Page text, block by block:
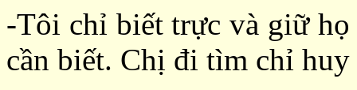
-Tôi chỉ biết trực và giữ
cần biết. Chị đi tìm chỉ huy